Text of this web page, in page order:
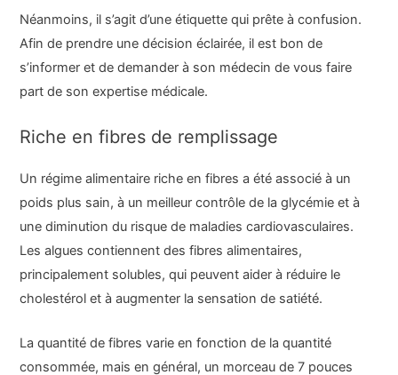
Néanmoins, il s’agit d’une étiquette qui prête à confusion.
Afin de prendre une décision éclairée, il est bon de
s’informer et de demander à son médecin de vous faire
part de son expertise médicale.
Riche en fibres de remplissage
Un régime alimentaire riche en fibres a été associé à un
poids plus sain, à un meilleur contrôle de la glycémie et à
une diminution du risque de maladies cardiovasculaires.
Les algues contiennent des fibres alimentaires,
principalement solubles, qui peuvent aider à réduire le
cholestérol et à augmenter la sensation de satiété.
La quantité de fibres varie en fonction de la quantité
consommée, mais en général, un morceau de 7 pouces